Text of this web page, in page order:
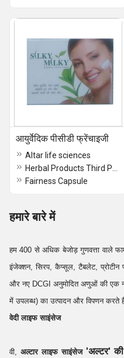
आयुर्वेदिक पीसीडी फ्रेंचाइजी
Altar life sciences
Fairness Capsule
हमारे बारे में
हम 400 से अधिक बेजोड़ गुणवत्ता वाले
इंजेक्शन, सिरप, कैप्सूल, टैबलेट,
और नए DCGI अनुमोदित अणुओं की एक
में उपलब्ध) का उत्पादन और विपणन करते
वेदी लाइफ साइंसेज
वी, अल्टार लाइफ साइंसेज 'अल्टर'